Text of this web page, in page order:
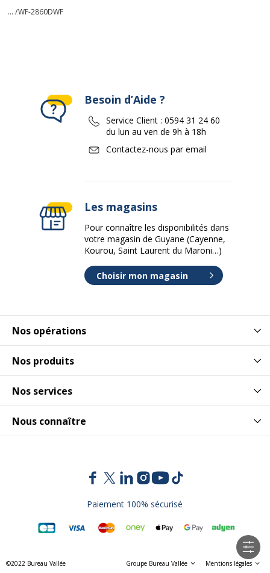
... /WF-2860DWF
Nos opérations
Nos produits
Nos services
Nous connaître
Besoin d’Aide ?
Service Client : 0594 31 24 60
du lun au ven de 9h à 18h
Contactez-nous par email
Les magasins
Pour connaître les disponibilités dans
votre magasin de Guyane (Cayenne,
Kourou, Saint Laurent du Maroni…)
Choisir mon magasin
Paiement 100% sécurisé
©2022 Bureau Vallée Groupe Bureau Vallée Mentions légales